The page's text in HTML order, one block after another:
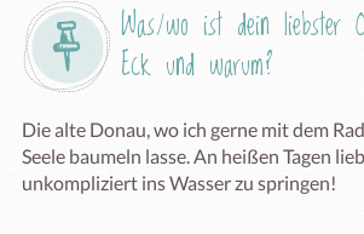
Was/wo ist dein liebster
Eck und warum?
Die alte Donau, wo ich gerne mit dem
Seele baumeln lasse. An heißen Tagen
unkompliziert ins Wasser zu springen!